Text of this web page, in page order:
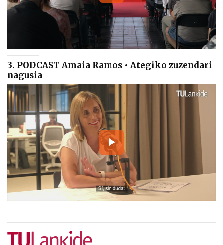
3. PODCAST Amaia Ramos • Ategiko zuzendari
nagusia